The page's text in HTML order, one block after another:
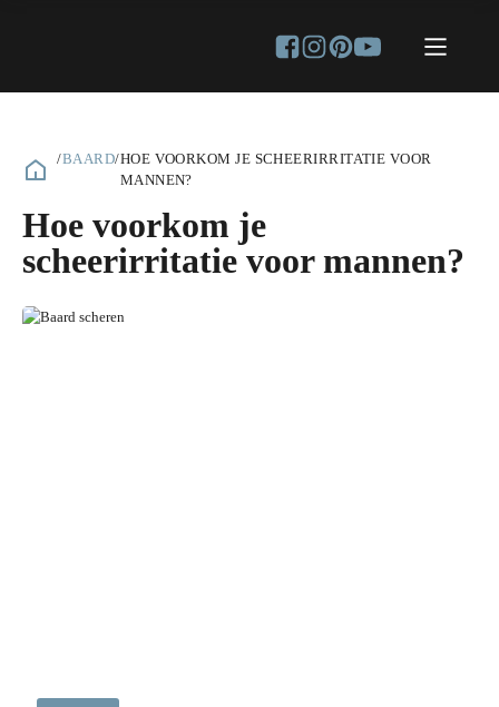
/BAARD/HOE VOORKOM JE SCHEERIRRITATIE VOOR
MANNEN?
Hoe voorkom je
scheerirritatie voor mannen?